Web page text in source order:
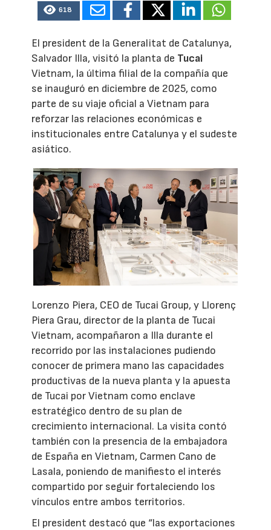
618
El president de la Generalitat de Catalunya,
Salvador Illa, visitó la planta de Tucai
Vietnam, la última filial de la compañía que
se inauguró en diciembre de 2025, como
parte de su viaje oficial a Vietnam para
reforzar las relaciones económicas e
institucionales entre Catalunya y el sudeste
asiático.
Lorenzo Piera, CEO de Tucai Group, y Llorenç
Piera Grau, director de la planta de Tucai
Vietnam, acompañaron a Illa durante el
recorrido por las instalaciones pudiendo
conocer de primera mano las capacidades
productivas de la nueva planta y la apuesta
de Tucai por Vietnam como enclave
estratégico dentro de su plan de
crecimiento internacional. La visita contó
también con la presencia de la embajadora
de España en Vietnam, Carmen Cano de
Lasala, poniendo de manifiesto el interés
compartido por seguir fortaleciendo los
vínculos entre ambos territorios.
El president destacó que “las exportaciones